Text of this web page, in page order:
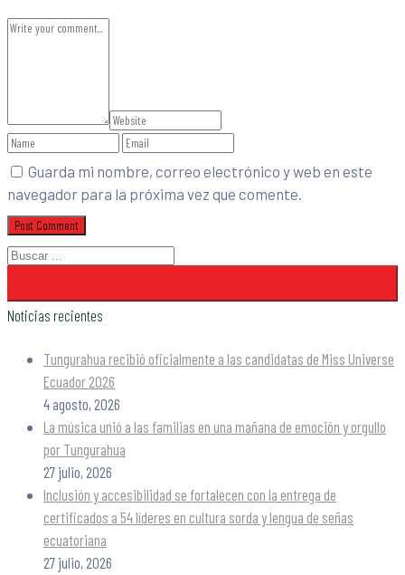
Guarda mi nombre, correo electrónico y web en este
navegador para la próxima vez que comente.
Noticias recientes
Tungurahua recibió oficialmente a las candidatas de Miss Universe
Ecuador 2026
4 agosto, 2026
La música unió a las familias en una mañana de emoción y orgullo
por Tungurahua
27 julio, 2026
Inclusión y accesibilidad se fortalecen con la entrega de
certificados a 54 líderes en cultura sorda y lengua de señas
ecuatoriana
27 julio, 2026